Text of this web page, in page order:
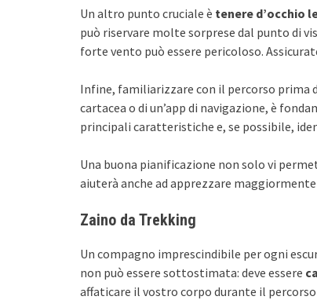
Un altro punto cruciale è tenere d’occhio
può riservare molte sorprese dal punto di
forte vento può essere pericoloso.
Infine, familiarizzare con il percorso prima
cartacea o di un’app di navigazione, è
principali caratteristiche e, se possibile,
Una buona pianificazione non solo vi
aiuterà anche ad apprezzare
Zaino da Trekking
Un compagno imprescindibile per ogni
non può essere sottostimata: deve essere
affaticare il vostro corpo durante il